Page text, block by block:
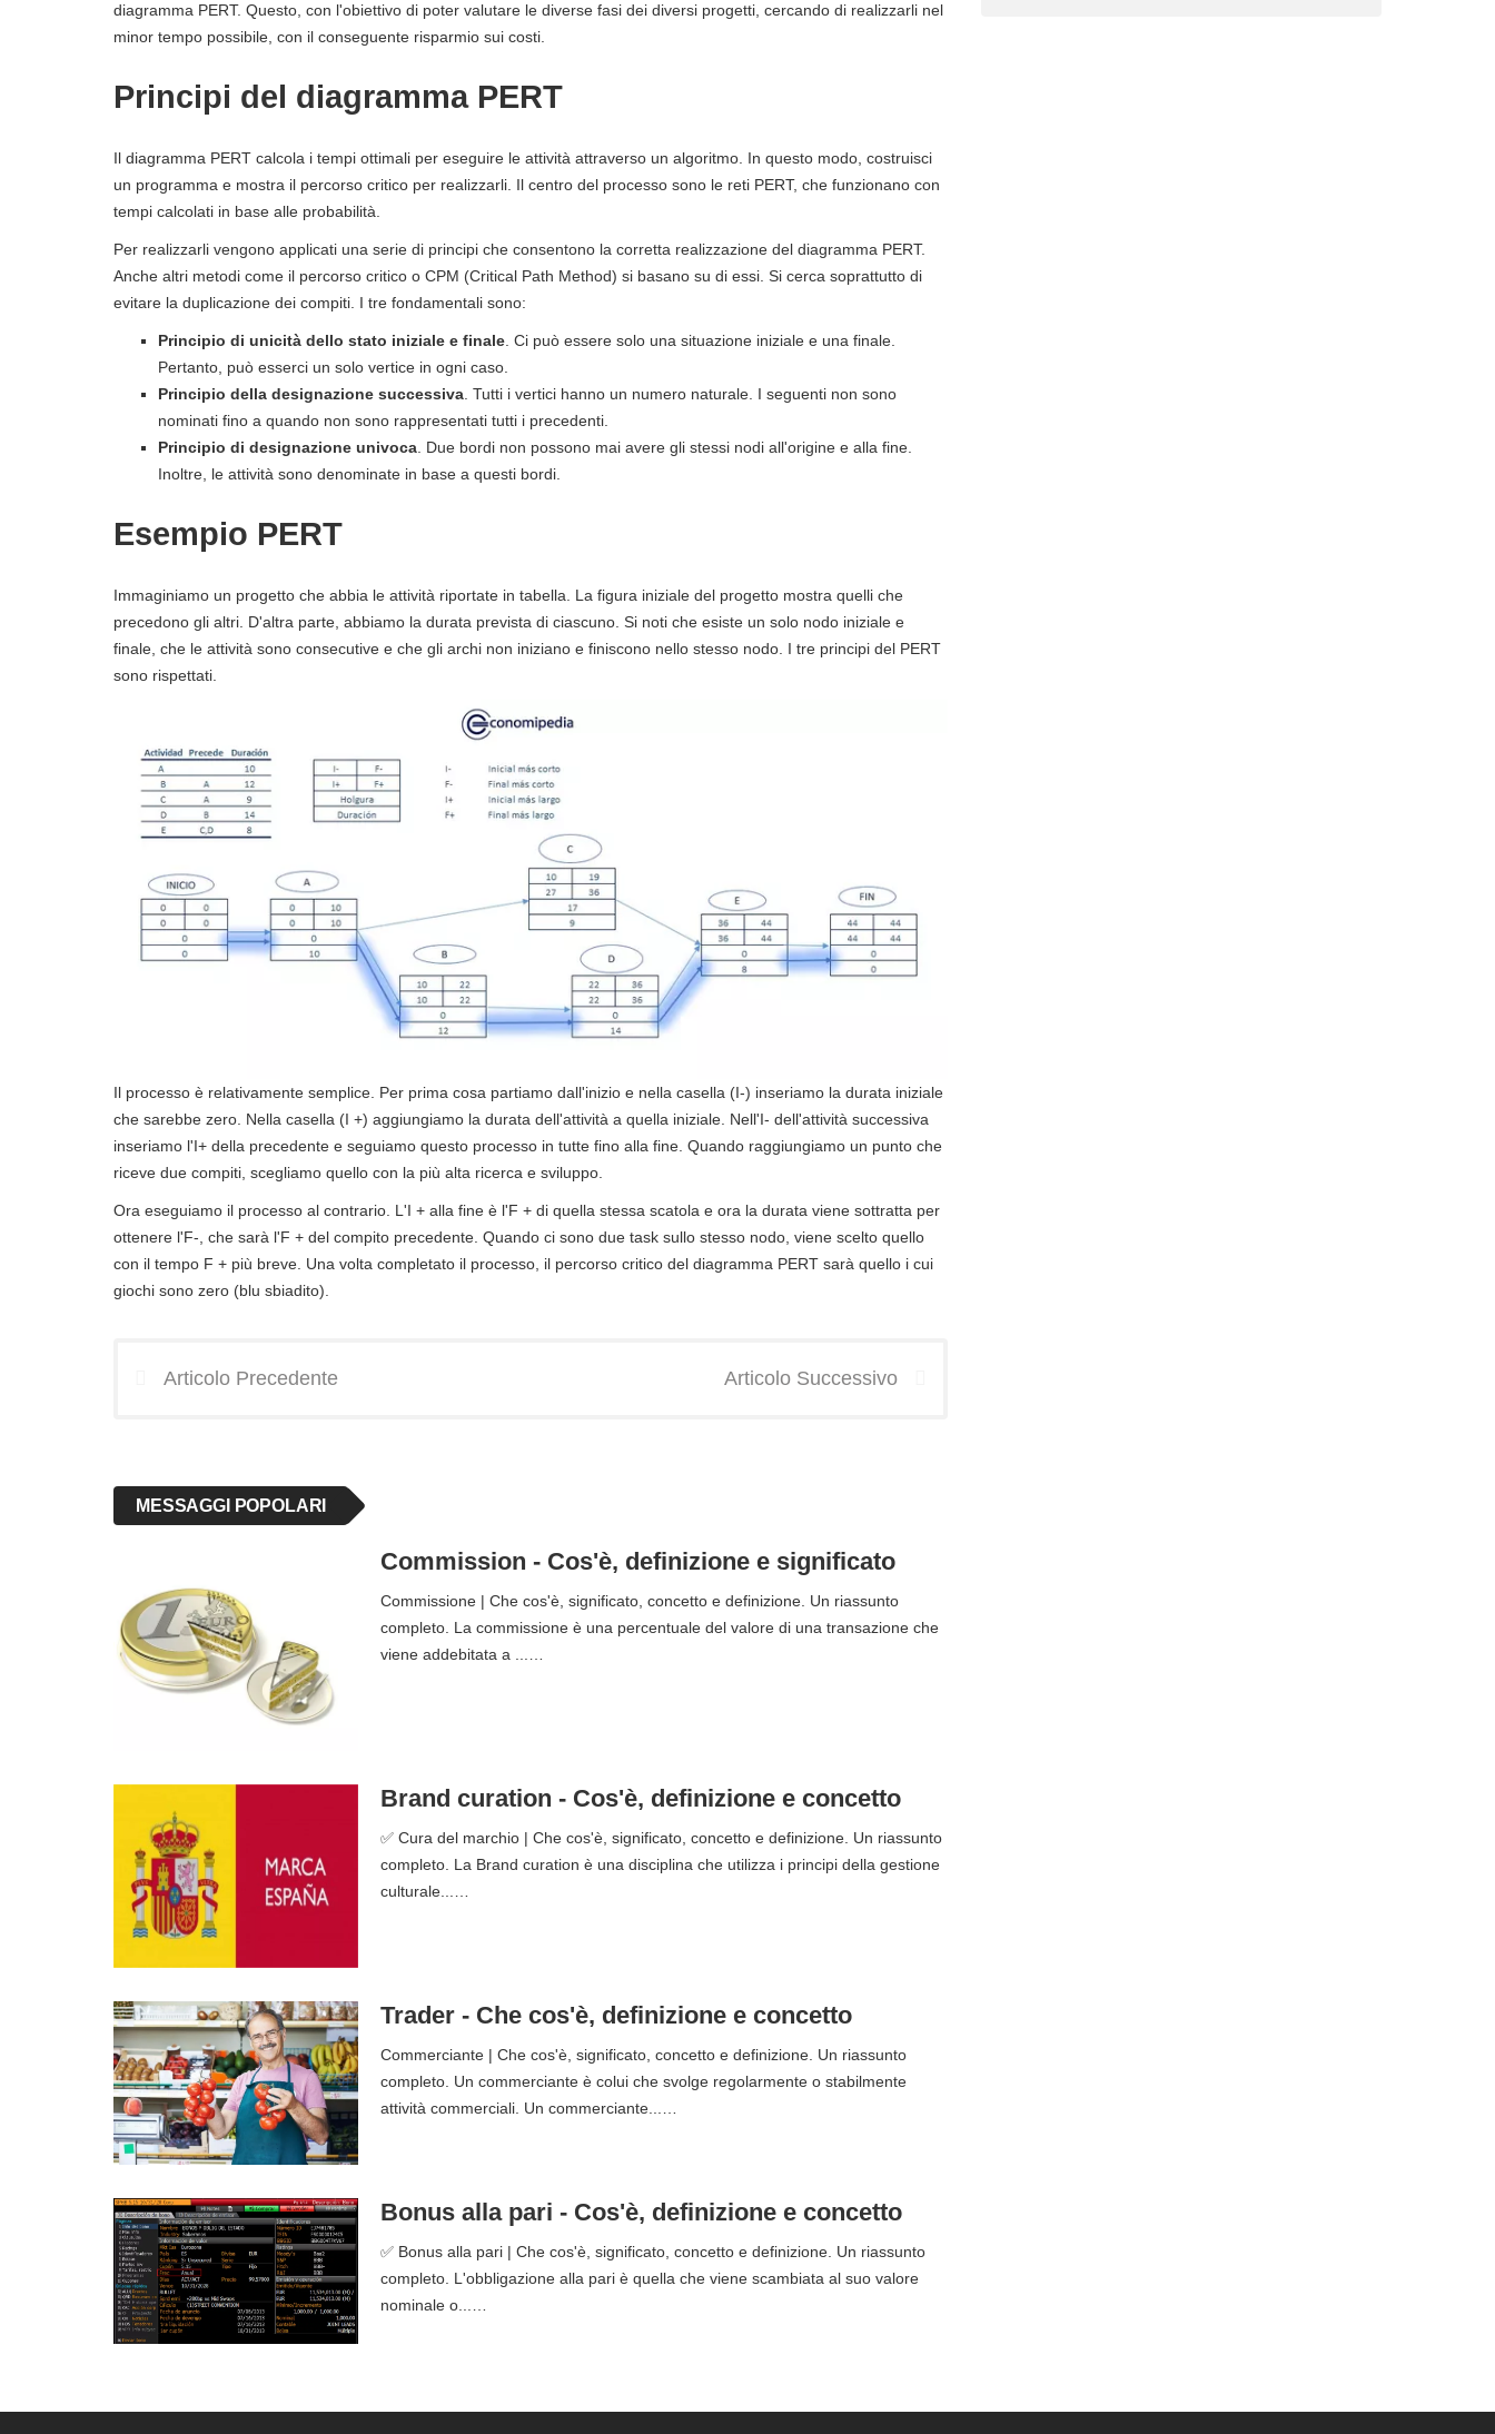
diagramma PERT. Questo, con l'obiettivo di poter valutare le diverse fasi dei diversi progetti, cercando di realizzarli nel
minor tempo possibile, con il conseguente risparmio sui costi.
Principi del diagramma PERT
Il diagramma PERT calcola i tempi ottimali per eseguire le attività attraverso un algoritmo. In questo modo, costruisci
un programma e mostra il percorso critico per realizzarli. Il centro del processo sono le reti PERT, che funzionano con
tempi calcolati in base alle probabilità.
Per realizzarli vengono applicati una serie di principi che consentono la corretta realizzazione del diagramma PERT.
Anche altri metodi come il percorso critico o CPM (Critical Path Method) si basano su di essi. Si cerca soprattutto di
evitare la duplicazione dei compiti. I tre fondamentali sono:
Principio di unicità dello stato iniziale e finale . Ci può essere solo una situazione iniziale e una finale.
Pertanto, può esserci un solo vertice in ogni caso.
Principio della designazione successiva . Tutti i vertici hanno un numero naturale. I seguenti non sono
nominati fino a quando non sono rappresentati tutti i precedenti.
Principio di designazione univoca . Due bordi non possono mai avere gli stessi nodi all'origine e alla fine.
Inoltre, le attività sono denominate in base a questi bordi.
Esempio PERT
Immaginiamo un progetto che abbia le attività riportate in tabella. La figura iniziale del progetto mostra quelli che
precedono gli altri. D'altra parte, abbiamo la durata prevista di ciascuno. Si noti che esiste un solo nodo iniziale e
finale, che le attività sono consecutive e che gli archi non iniziano e finiscono nello stesso nodo. I tre principi del PERT
sono rispettati.
Il processo è relativamente semplice. Per prima cosa partiamo dall'inizio e nella casella (I-) inseriamo la durata iniziale
che sarebbe zero. Nella casella (I +) aggiungiamo la durata dell'attività a quella iniziale. Nell'I- dell'attività successiva
inseriamo l'I+ della precedente e seguiamo questo processo in tutte fino alla fine. Quando raggiungiamo un punto che
riceve due compiti, scegliamo quello con la più alta ricerca e sviluppo.
Ora eseguiamo il processo al contrario. L'I + alla fine è l'F + di quella stessa scatola e ora la durata viene sottratta per
ottenere l'F-, che sarà l'F + del compito precedente. Quando ci sono due task sullo stesso nodo, viene scelto quello
con il tempo F + più breve. Una volta completato il processo, il percorso critico del diagramma PERT sarà quello i cui
giochi sono zero (blu sbiadito).
Articolo Precedente Articolo Successivo
MESSAGGI POPOLARI
Commission - Cos'è, definizione e significato
Commissione | Che cos'è, significato, concetto e definizione. Un riassunto
completo. La commissione è una percentuale del valore di una transazione che
viene addebitata a ...…
Brand curation - Cos'è, definizione e concetto
✅ Cura del marchio | Che cos'è, significato, concetto e definizione. Un riassunto
completo. La Brand curation è una disciplina che utilizza i principi della gestione
culturale...…
Trader - Che cos'è, definizione e concetto
Commerciante | Che cos'è, significato, concetto e definizione. Un riassunto
completo. Un commerciante è colui che svolge regolarmente o stabilmente
attività commerciali. Un commerciante...…
Bonus alla pari - Cos'è, definizione e concetto
✅ Bonus alla pari | Che cos'è, significato, concetto e definizione. Un riassunto
completo. L'obbligazione alla pari è quella che viene scambiata al suo valore
nominale o...…